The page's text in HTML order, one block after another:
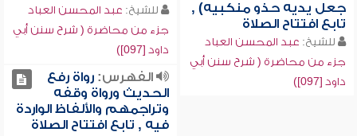
جعل يديه حذو منكبيه) ,
تابع افتتاح الصلاة
للشيخ: عبد المحسن العباد
جزء من محاضرة ( شرح سنن أبي
داود [097])
للشيخ: عبد المحسن العباد
جزء من محاضرة ( شرح سنن أبي
داود [097])
الفهرس:رواة رفع
الحديث ورواة وقفه
وتراجمهم والألفاظ الواردة
فيه , تابع افتتاح الصلاة